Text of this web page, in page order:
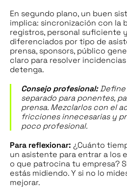
En segundo plano, un buen
implica: sincronización con la
registros, personal suficiente
diferenciados por tipo de
prensa, sponsors, público
claro para resolver
detenga.
Consejo profesional:Define
separado para ponentes,
prensa. Mezclarlos con el
fricciones innecesarias y
poco profesional.
Para reflexionar: ¿Cuánto
un asistente para entrar a los
o que patrocina tu empresa?
estás midiendo. Y si no lo
mejorar.